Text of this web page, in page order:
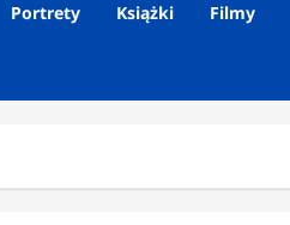
Portrety Książki Filmy